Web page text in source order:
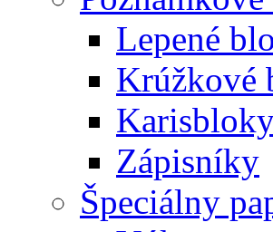
Lepené
Krúžkové
Zápisníky
Špeciálny